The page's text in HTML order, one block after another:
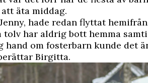
äta middag.
hade redan flyttat
tolv har aldrig bott hemma
om fosterbarn kunde det
Birgitta.